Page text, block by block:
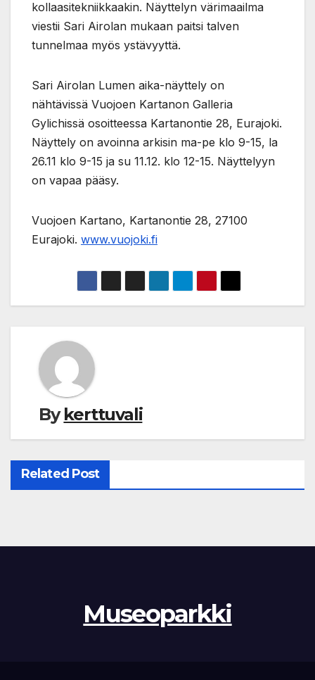
kollaasitekniikkaakin. Näyttelyn värimaailma
viestii Sari Airolan mukaan paitsi talven
tunnelmaa myös ystävyyttä.
Sari Airolan Lumen aika-näyttely on
nähtävissä Vuojoen Kartanon Galleria
Gylichissä osoitteessa Kartanontie 28, Eurajoki.
Näyttely on avoinna arkisin ma-pe klo 9-15, la
26.11 klo 9-15 ja su 11.12. klo 12-15. Näyttelyyn
on vapaa pääsy.
Vuojoen Kartano, Kartanontie 28, 27100
Eurajoki. www.vuojoki.fi
Bykerttuvali
Related Post
Museoparkki